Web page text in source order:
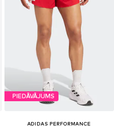
PIEDĀVĀJUMS
ADIDAS PERFORMANCE